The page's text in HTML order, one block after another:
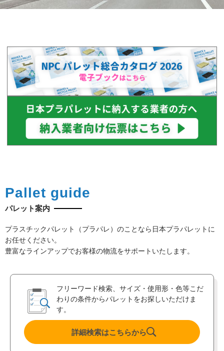
Pallet guide
パレット案内
プラスチックパレット（プラパレ）のことなら日本プラパレットに
お任せください。
豊富なラインアップでお客様の物流をサポートいたします。
フリーワード検索、サイズ・使用形・色等こだ
わりの条件からパレットをお探しいただけま
す。
詳細検索はこちらから